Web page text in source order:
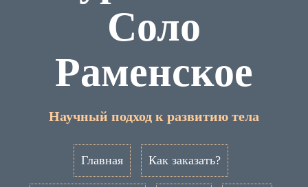
Соло
Раменское
Научный подход к развитию тела
Главная Как заказать?